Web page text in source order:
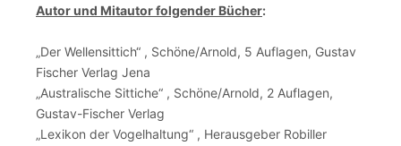
Autor und Mitautor folgender Bücher:
„Der Wellensittich“ , Schöne/Arnold, 5 Auflagen, Gustav
Fischer Verlag Jena
„Australische Sittiche“ , Schöne/Arnold, 2 Auflagen,
Gustav-Fischer Verlag
„Lexikon der Vogelhaltung“ , Herausgeber Robiller